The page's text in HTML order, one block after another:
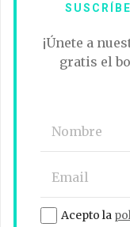
¡Únete a
gratis el
Acepto la